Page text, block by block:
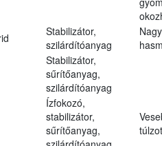
Stabilizátor,
szilárdítóanyag
Stabilizátor,
sűrítőanyag,
szilárdítóanyag
Ízfokozó,
stabilizátor,
sűrítőanyag,